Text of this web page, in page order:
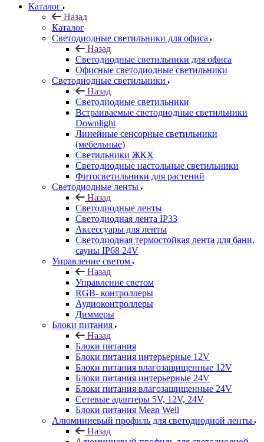
Каталог
Назад
Каталог
Светодиодные светильники для офиса
Назад
Светодиодные светильники для офиса
Офисные светодиодные светильники
Светодиодные светильники
Назад
Светодиодные светильники
Встраиваемые светодиодные светильники
Downlight
Линейные сенсорные светильники
(мебельные)
Светильники ЖКХ
Светодиодные настольные светильники
Фитосветильники для растений
Светодиодные ленты
Назад
Светодиодные ленты
Светодиодная лента IP33
Аксессуары для ленты
Светодиодная термостойкая лента для бани,
сауны IP68 24V
Управление светом
Назад
Управление светом
RGB- контроллеры
Аудиоконтроллеры
Диммеры
Блоки питания
Назад
Блоки питания
Блоки питания интерьерные 12V
Блоки питания влагозащищенные 12V
Блоки питания интерьерные 24V
Блоки питания влагозащищенные 24V
Сетевые адаптеры 5V, 12V, 24V
Блоки питания Mean Well
Алюминиевый профиль для светодиодной ленты
Назад